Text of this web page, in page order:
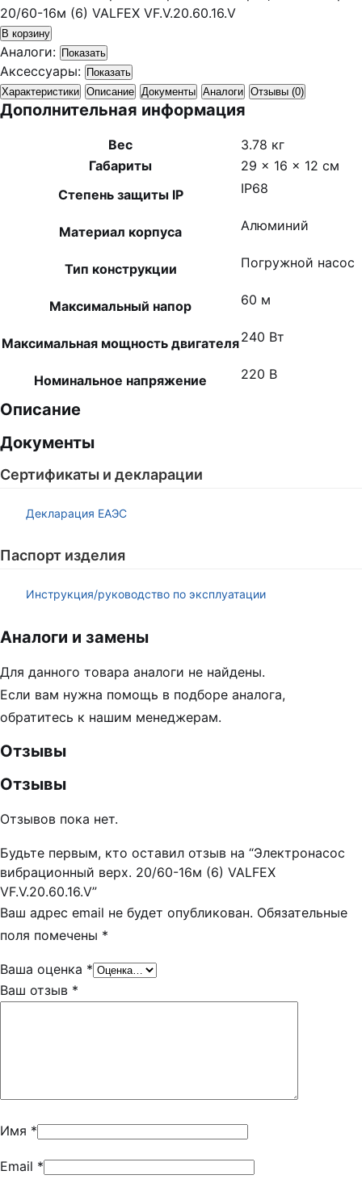
20/60-16м (6) VALFEX VF.V.20.60.16.V
В корзину
Аналоги: Показать
Аксессуары: Показать
Характеристики Описание Документы Аналоги Отзывы (0)
Дополнительная информация
Вес
3.78 кг
Габариты
29 × 16 × 12 см
Степень защиты IP
IP68
Материал корпуса Алюминий
Тип конструкции Погружной насос
Максимальный напор 60 м
Максимальная мощность двигателя240 Вт
Номинальное напряжение 220 В
Описание
Документы
Сертификаты и декларации
Декларация ЕАЭС
Паспорт изделия
Инструкция/руководство по эксплуатации
Аналоги и замены
Для данного товара аналоги не найдены.
Если вам нужна помощь в подборе аналога,
обратитесь к нашим менеджерам.
Отзывы
Отзывы
Отзывов пока нет.
Будьте первым, кто оставил отзыв на “Электронасос
вибрационный верх. 20/60-16м (6) VALFEX
VF.V.20.60.16.V”
Ваш адрес email не будет опубликован. Обязательные
поля помечены *
Ваша оценка *
Ваш отзыв *
Имя *
Email *